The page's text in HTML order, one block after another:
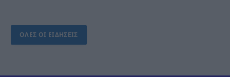
ΟΛΕΣ ΟΙ ΕΙΔΗΣΕΙΣ